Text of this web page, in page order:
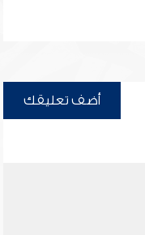
أضف تعليقك